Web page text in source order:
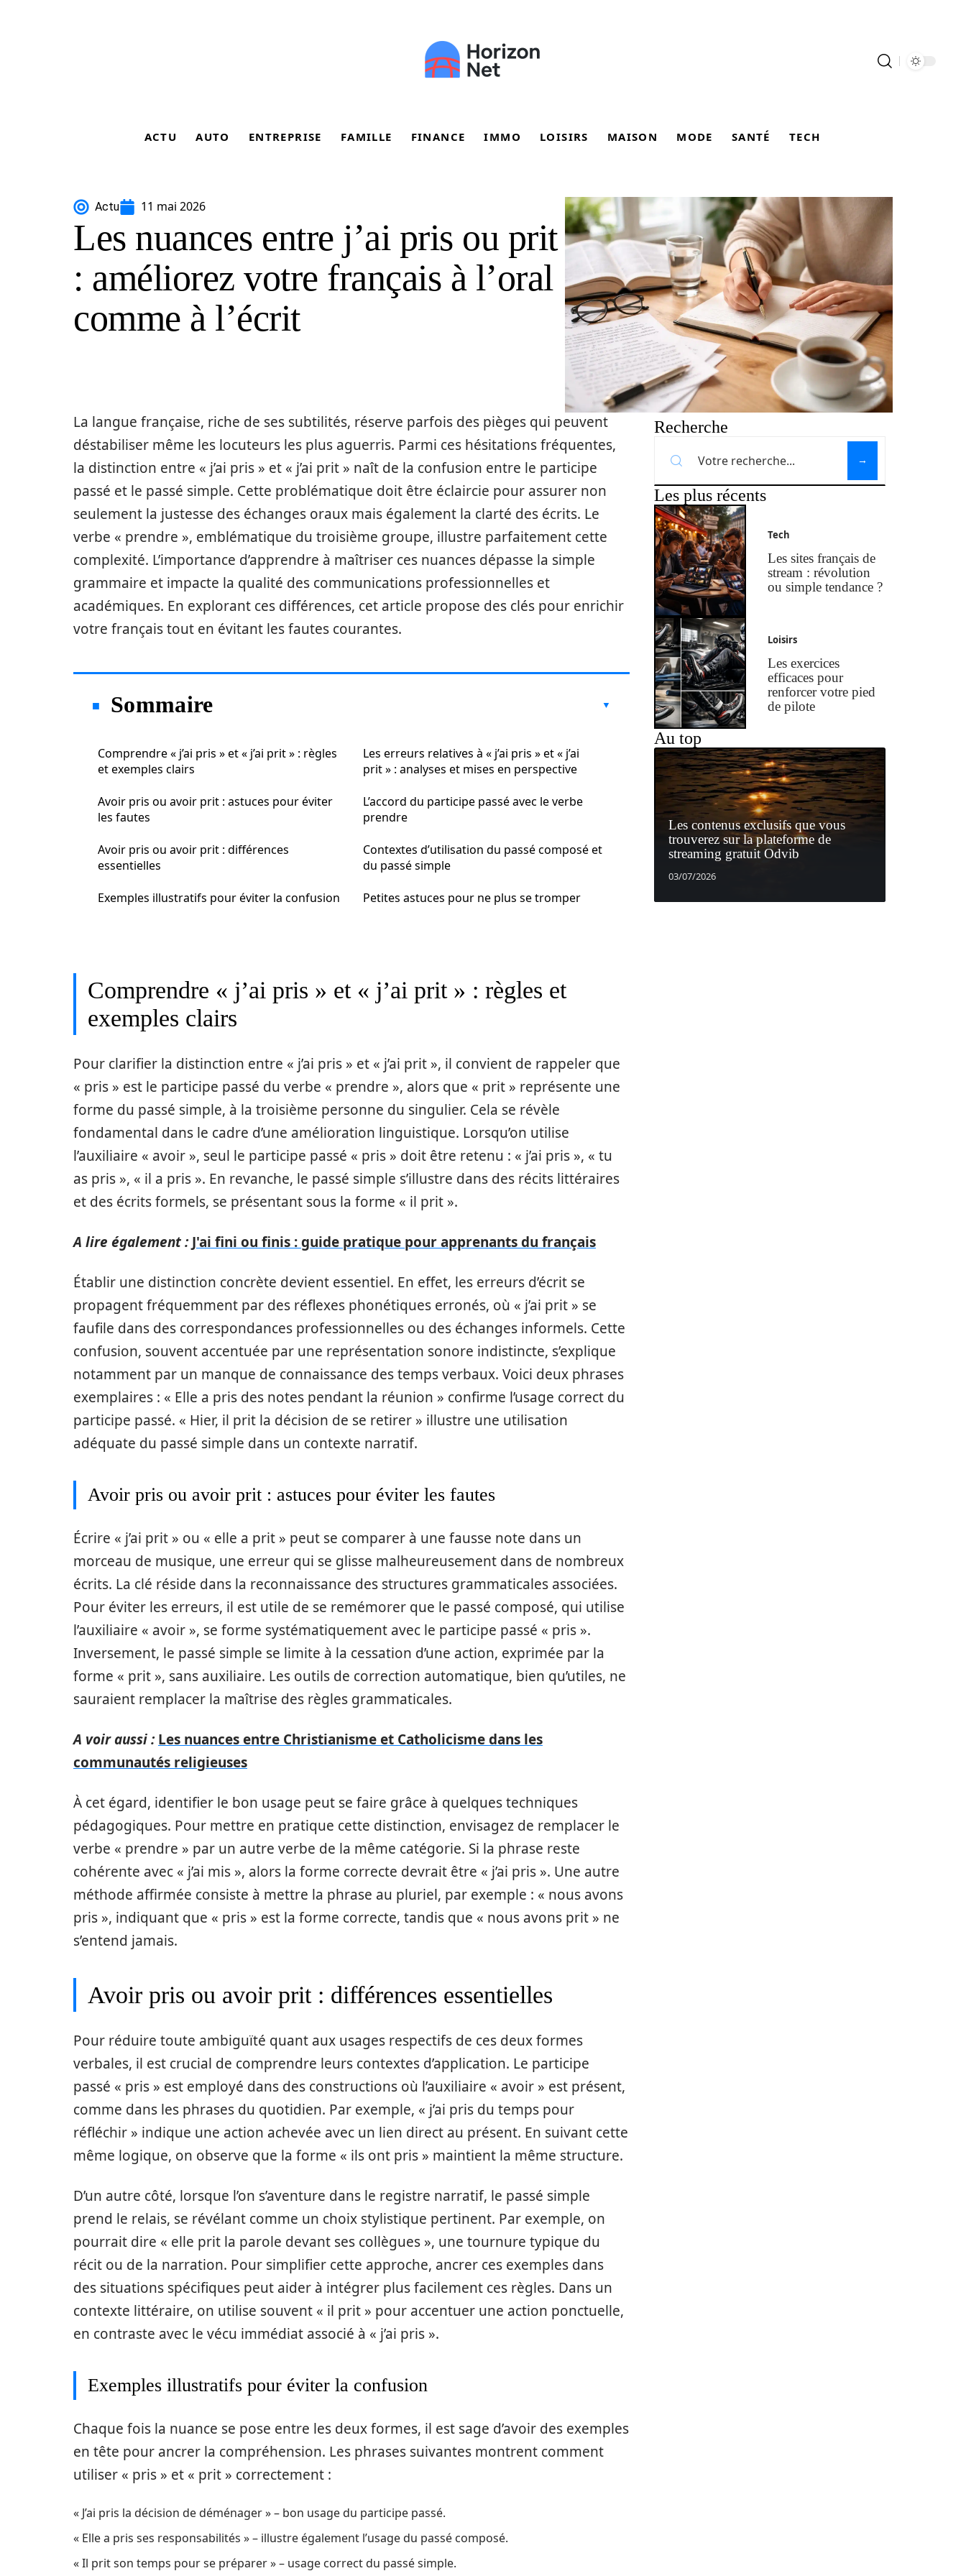
ACTU AUTO ENTREPRISE FAMILLE FINANCE IMMO LOISIRS MAISON MODE SANTÉ TECH
Actu 11 mai 2026
Les nuances entre j’ai pris ou prit
: améliorez votre français à l’oral
comme à l’écrit
La langue française, riche de ses subtilités, réserve parfois des pièges qui peuvent
déstabiliser même les locuteurs les plus aguerris. Parmi ces hésitations fréquentes,
la distinction entre « j’ai pris » et « j’ai prit » naît de la confusion entre le participe
passé et le passé simple. Cette problématique doit être éclaircie pour assurer non
seulement la justesse des échanges oraux mais également la clarté des écrits. Le
verbe « prendre », emblématique du troisième groupe, illustre parfaitement cette
complexité. L’importance d’apprendre à maîtriser ces nuances dépasse la simple
grammaire et impacte la qualité des communications professionnelles et
académiques. En explorant ces différences, cet article propose des clés pour enrichir
votre français tout en évitant les fautes courantes.
Sommaire
Comprendre « j’ai pris » et « j’ai prit » : règles
et exemples clairs
Avoir pris ou avoir prit : astuces pour éviter
les fautes
Avoir pris ou avoir prit : différences
essentielles
Exemples illustratifs pour éviter la confusion
Les erreurs relatives à « j’ai pris » et « j’ai
prit » : analyses et mises en perspective
L’accord du participe passé avec le verbe
prendre
Contextes d’utilisation du passé composé et
du passé simple
Petites astuces pour ne plus se tromper
Comprendre « j’ai pris » et « j’ai prit » : règles et
exemples clairs
Pour clarifier la distinction entre « j’ai pris » et « j’ai prit », il convient de rappeler que
« pris » est le participe passé du verbe « prendre », alors que « prit » représente une
forme du passé simple, à la troisième personne du singulier. Cela se révèle
fondamental dans le cadre d’une amélioration linguistique. Lorsqu’on utilise
l’auxiliaire « avoir », seul le participe passé « pris » doit être retenu : « j’ai pris », « tu
as pris », « il a pris ». En revanche, le passé simple s’illustre dans des récits littéraires
et des écrits formels, se présentant sous la forme « il prit ».
A lire également : J'ai fini ou finis : guide pratique pour apprenants du français
Établir une distinction concrète devient essentiel. En effet, les erreurs d’écrit se
propagent fréquemment par des réflexes phonétiques erronés, où « j’ai prit » se
faufile dans des correspondances professionnelles ou des échanges informels. Cette
confusion, souvent accentuée par une représentation sonore indistincte, s’explique
notamment par un manque de connaissance des temps verbaux. Voici deux phrases
exemplaires : « Elle a pris des notes pendant la réunion » confirme l’usage correct du
participe passé. « Hier, il prit la décision de se retirer » illustre une utilisation
adéquate du passé simple dans un contexte narratif.
Avoir pris ou avoir prit : astuces pour éviter les fautes
Écrire « j’ai prit » ou « elle a prit » peut se comparer à une fausse note dans un
morceau de musique, une erreur qui se glisse malheureusement dans de nombreux
écrits. La clé réside dans la reconnaissance des structures grammaticales associées.
Pour éviter les erreurs, il est utile de se remémorer que le passé composé, qui utilise
l’auxiliaire « avoir », se forme systématiquement avec le participe passé « pris ».
Inversement, le passé simple se limite à la cessation d’une action, exprimée par la
forme « prit », sans auxiliaire. Les outils de correction automatique, bien qu’utiles, ne
sauraient remplacer la maîtrise des règles grammaticales.
A voir aussi : Les nuances entre Christianisme et Catholicisme dans les
communautés religieuses
À cet égard, identifier le bon usage peut se faire grâce à quelques techniques
pédagogiques. Pour mettre en pratique cette distinction, envisagez de remplacer le
verbe « prendre » par un autre verbe de la même catégorie. Si la phrase reste
cohérente avec « j’ai mis », alors la forme correcte devrait être « j’ai pris ». Une autre
méthode affirmée consiste à mettre la phrase au pluriel, par exemple : « nous avons
pris », indiquant que « pris » est la forme correcte, tandis que « nous avons prit » ne
s’entend jamais.
Avoir pris ou avoir prit : différences essentielles
Pour réduire toute ambiguïté quant aux usages respectifs de ces deux formes
verbales, il est crucial de comprendre leurs contextes d’application. Le participe
passé « pris » est employé dans des constructions où l’auxiliaire « avoir » est présent,
comme dans les phrases du quotidien. Par exemple, « j’ai pris du temps pour
réfléchir » indique une action achevée avec un lien direct au présent. En suivant cette
même logique, on observe que la forme « ils ont pris » maintient la même structure.
D’un autre côté, lorsque l’on s’aventure dans le registre narratif, le passé simple
prend le relais, se révélant comme un choix stylistique pertinent. Par exemple, on
pourrait dire « elle prit la parole devant ses collègues », une tournure typique du
récit ou de la narration. Pour simplifier cette approche, ancrer ces exemples dans
des situations spécifiques peut aider à intégrer plus facilement ces règles. Dans un
contexte littéraire, on utilise souvent « il prit » pour accentuer une action ponctuelle,
en contraste avec le vécu immédiat associé à « j’ai pris ».
Exemples illustratifs pour éviter la confusion
Chaque fois la nuance se pose entre les deux formes, il est sage d’avoir des exemples
en tête pour ancrer la compréhension. Les phrases suivantes montrent comment
utiliser « pris » et « prit » correctement :
« J’ai pris la décision de déménager » – bon usage du participe passé.
« Elle a pris ses responsabilités » – illustre également l’usage du passé composé.
« Il prit son temps pour se préparer » – usage correct du passé simple.
Recherche
Les plus récents
Tech
Les sites français de
stream : révolution
ou simple tendance ?
Loisirs
Les exercices
efficaces pour
renforcer votre pied
de pilote
Au top
Les contenus exclusifs que vous
trouverez sur la plateforme de
streaming gratuit Odvib
03/07/2026